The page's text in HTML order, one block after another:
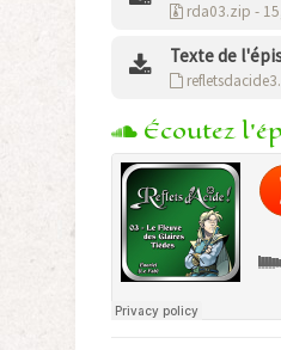
rda03.zip -
Texte de
Écoutez